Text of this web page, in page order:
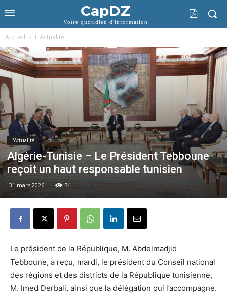
CapDZ
Votre quotidien d'information
Accueil L'Actualité
L'Actualité
Algérie-Tunisie – Le Président Tebboune
reçoit un haut responsable tunisien
31 mars 2026 34
Le président de la République, M. Abdelmadjid
Tebboune, a reçu, mardi, le président du Conseil national
des régions et des districts de la République tunisienne,
M. Imed Derbali, ainsi que la délégation qui l’accompagne.